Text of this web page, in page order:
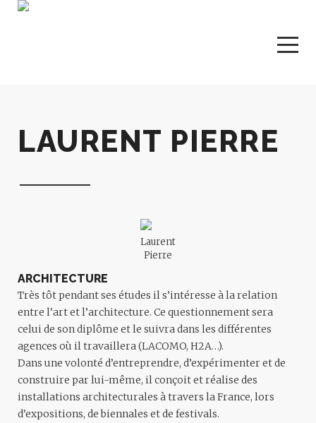
LAURENT PIERRE
Laurent
Pierre
ARCHITECTURE
Très tôt pendant ses études il s’intéresse à la relation
entre l’art et l’architecture. Ce questionnement sera
celui de son diplôme et le suivra dans les différentes
agences où il travaillera (LACOMO, H2A…).
Dans une volonté d’entreprendre, d’expérimenter et de
construire par lui-même, il conçoit et réalise des
installations architecturales à travers la France, lors
d’expositions, de biennales et de festivals.